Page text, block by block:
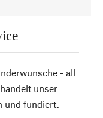
- all
unser
und fundiert.